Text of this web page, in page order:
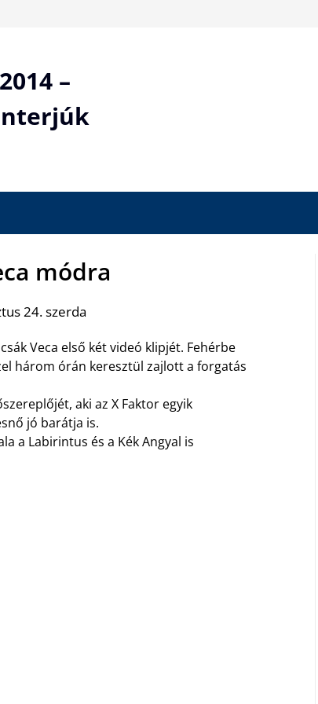
–
módra
24. szerda
Veca első két videó klipjét. Fehérbe
három órán keresztül zajlott a forgatás
aki az X Faktor egyik
jó barátja is.
a Labirintus és a Kék Angyal is